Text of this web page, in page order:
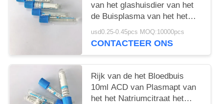
van het glashuisdier van het
de Buisplasma van het het
Natriumcitraat het Bloedbuis
6ml
usd0.25-0.45pcs MOQ:10000pcs
CONTACTEER ONS
Rijk van de het Bloedbuis
10ml ACD van Plasmapt van
het het Natriumcitraat het